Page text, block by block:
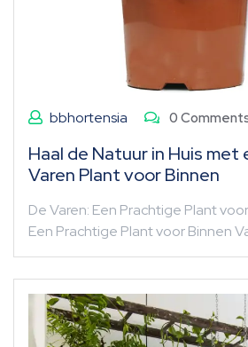
bbhortensia 0
Haal de Natuur in Huis met
Varen Plant voor Binnen
De Varen: Een Prachtige Plant
Een Prachtige Plant voor Binnen